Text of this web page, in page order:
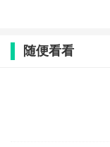
随便看看